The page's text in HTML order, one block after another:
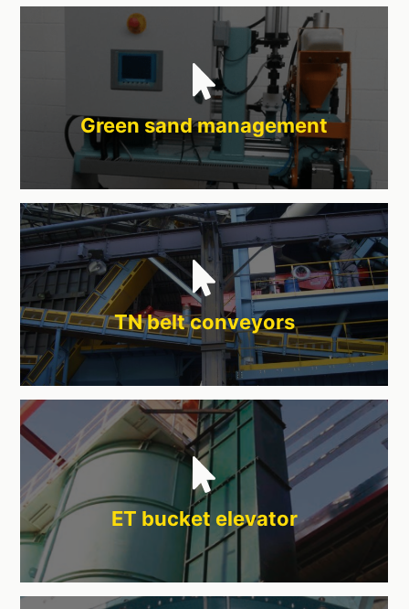
Green sand management
TN belt conveyors
ET bucket elevator